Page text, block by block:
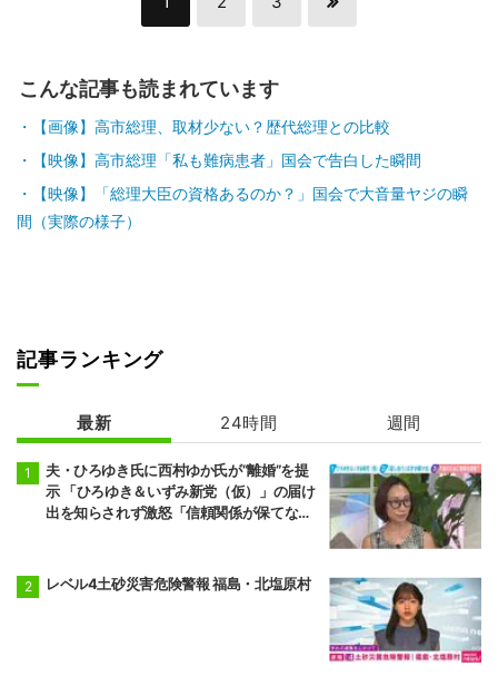
こんな記事も読まれています
【画像】高市総理、取材少ない？歴代総理との比較
【映像】高市総理「私も難病患者」国会で告白した瞬間
【映像】「総理大臣の資格あるのか？」国会で大音量ヤジの瞬
間（実際の様子）
記事ランキング
最新 24時間 週間
夫・ひろゆき氏に西村ゆか氏が“離婚”を提
示 「ひろゆき＆いずみ新党（仮）」の届け
出を知らされず激怒「信頼関係が保てない
レベル4土砂災害危険警報 福島・北塩原村